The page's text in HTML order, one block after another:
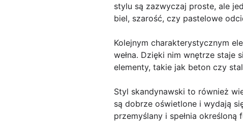
stylu są zazwyczaj proste, ale
biel, szarość, czy pastelowe
Kolejnym charakterystycznym
wełna. Dzięki nim wnętrze
elementy, takie jak beton czy
Styl skandynawski to również
są dobrze oświetlone i wydają
przemyślany i spełnia określoną